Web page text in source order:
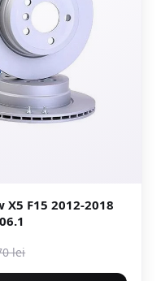
X5 F15 2012-2018
lei